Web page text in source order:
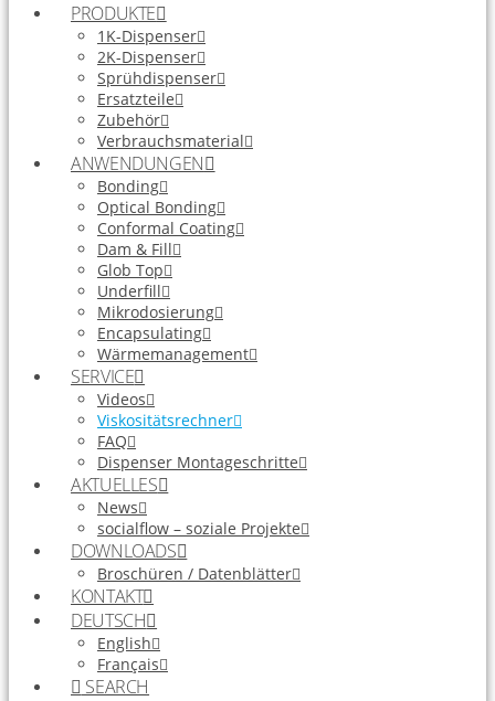
PRODUKTE
1K-Dispenser
2K-Dispenser
Sprühdispenser
Ersatzteile
Zubehör
Verbrauchsmaterial
ANWENDUNGEN
Bonding
Optical Bonding
Conformal Coating
Dam & Fill
Glob Top
Underfill
Mikrodosierung
Encapsulating
Wärmemanagement
SERVICE
Videos
Viskositätsrechner
FAQ
Dispenser Montageschritte
AKTUELLES
News
socialflow – soziale Projekte
DOWNLOADS
Broschüren / Datenblätter
KONTAKT
DEUTSCH
English
Français
SEARCH